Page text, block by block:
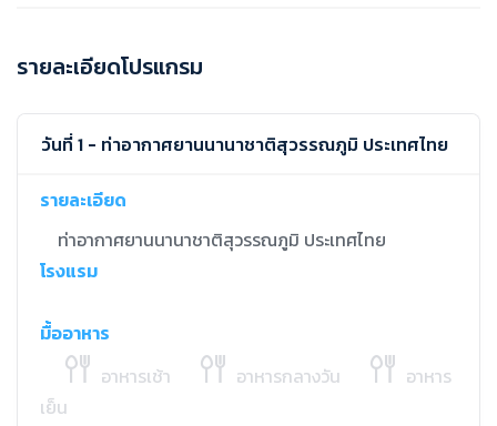
รายละเอียดโปรแกรม
วันที่ 1 - ท่าอากาศยานนานาชาติสุวรรณภูมิ ประเทศไทย
รายละเอียด
ท่าอากาศยานนานาชาติสุวรรณภูมิ ประเทศไทย
โรงแรม
มื้ออาหาร
อาหารเช้า
อาหารกลางวัน
อาหาร
เย็น